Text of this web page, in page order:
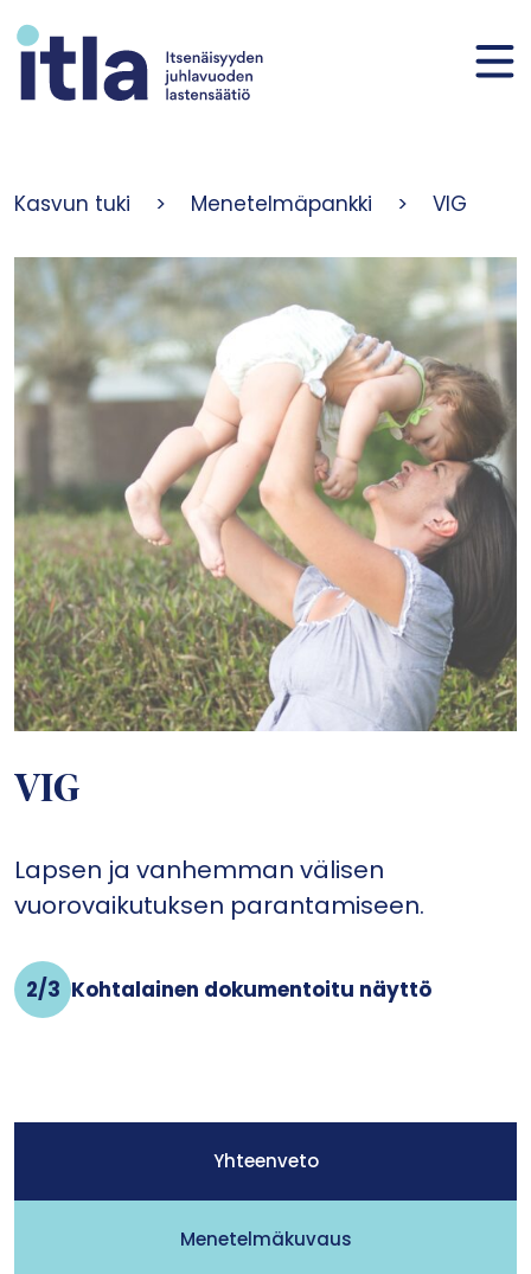
VIG
Lapsen ja vanhemman välisen
vuorovaikutuksen parantamiseen.
2/3 Kohtalainen dokumentoitu näyttö
Kasvun tuki > Menetelmäpankki > VIG
Yhteenveto
Menetelmäkuvaus